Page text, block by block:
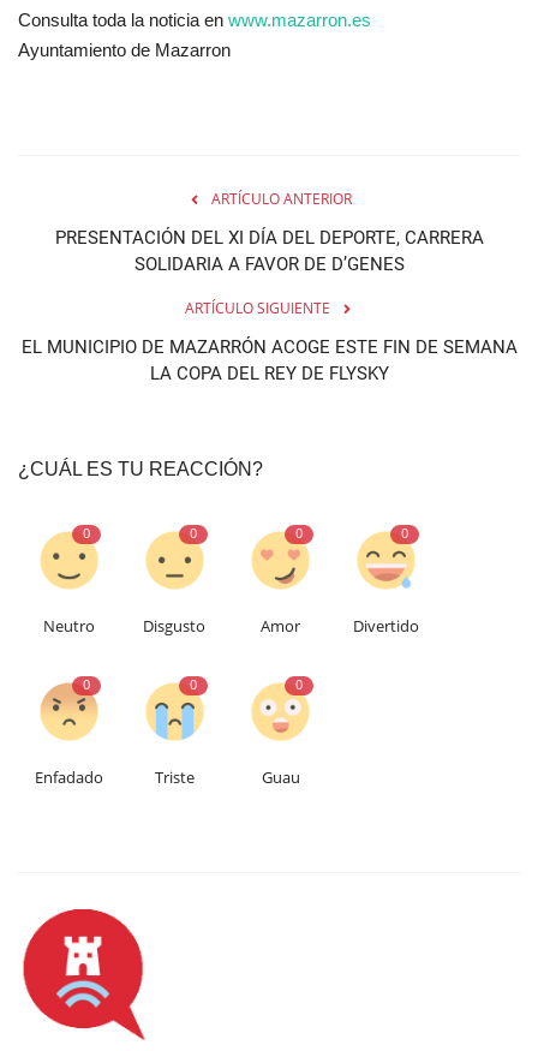
Consulta toda la noticia en www.mazarron.es
Ayuntamiento de Mazarron
ARTÍCULO ANTERIOR
PRESENTACIÓN DEL XI DÍA DEL DEPORTE, CARRERA
SOLIDARIA A FAVOR DE D’GENES
ARTÍCULO SIGUIENTE
EL MUNICIPIO DE MAZARRÓN ACOGE ESTE FIN DE SEMANA
LA COPA DEL REY DE FLYSKY
¿CUÁL ES TU REACCIÓN?
0
Neutro
0
Disgusto
0
Amor
0
Divertido
0
Enfadado
0
Triste
0
Guau